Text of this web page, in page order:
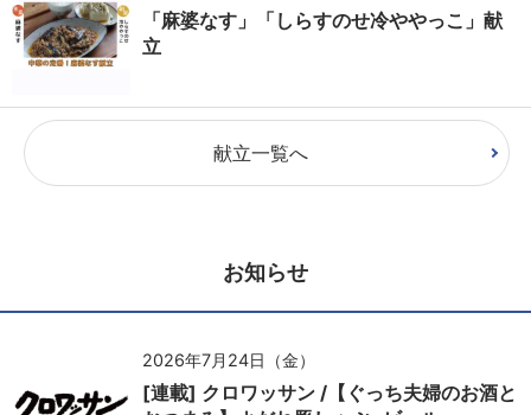
「麻婆なす」「しらすのせ冷ややっこ」献
立
献立一覧へ
お知らせ
2026年7月24日（金）
[連載] クロワッサン /【ぐっち夫婦のお酒と